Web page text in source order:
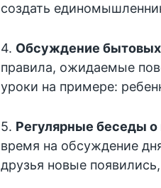
создать
4. Обсуждение
правила, ожидаемые
уроки на примере:
5. Регулярные беседы
время на обсуждение
друзья новые